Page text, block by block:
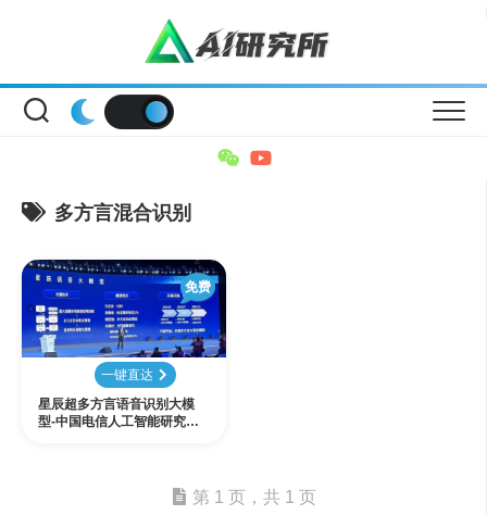
多方言混合识别
免费
一键直达
星辰超多方言语音识别大模
型-中国电信人工智能研究院
第 1 页，共 1 页